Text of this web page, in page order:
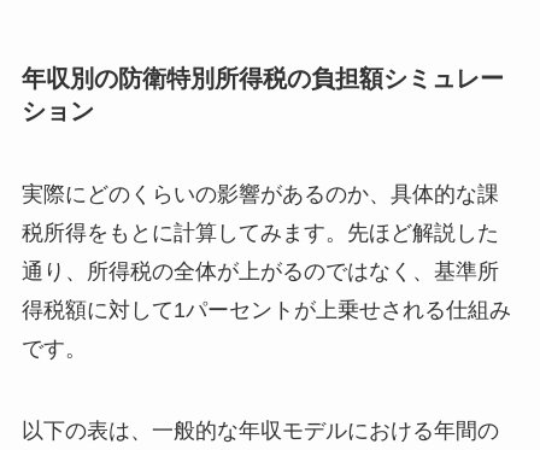
年収別の防衛特別所得税の負担額シミュレー
ション
実際にどのくらいの影響があるのか、具体的な課
税所得をもとに計算してみます。先ほど解説した
通り、所得税の全体が上がるのではなく、基準所
得税額に対して1パーセントが上乗せされる仕組み
です。
以下の表は、一般的な年収モデルにおける年間の